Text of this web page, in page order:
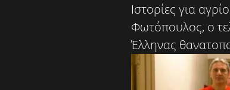
Ιστορίες για
Φωτόπουλος, ο
Έλληνας